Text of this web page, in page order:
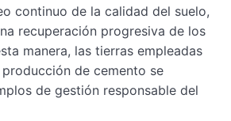
continuo de la calidad del suelo,
recuperación progresiva de los
manera, las tierras empleadas
de cemento se
de gestión responsable del